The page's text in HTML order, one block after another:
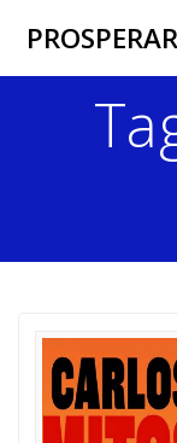
PROSPERAR